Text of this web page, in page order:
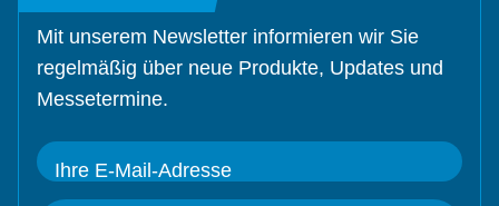
Mit unserem Newsletter informieren wir Sie
regelmäßig über neue Produkte, Updates und
Messetermine.
Ihre E-Mail-Adresse